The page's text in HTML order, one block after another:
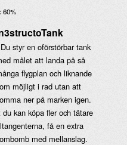
60%
styr en oförstörbar tank
målet att landa på så
flygplan och liknande
möjligt i rad utan att
ner på marken igen.
kan köpa fler och tätare
få en extra
med mellanslag.